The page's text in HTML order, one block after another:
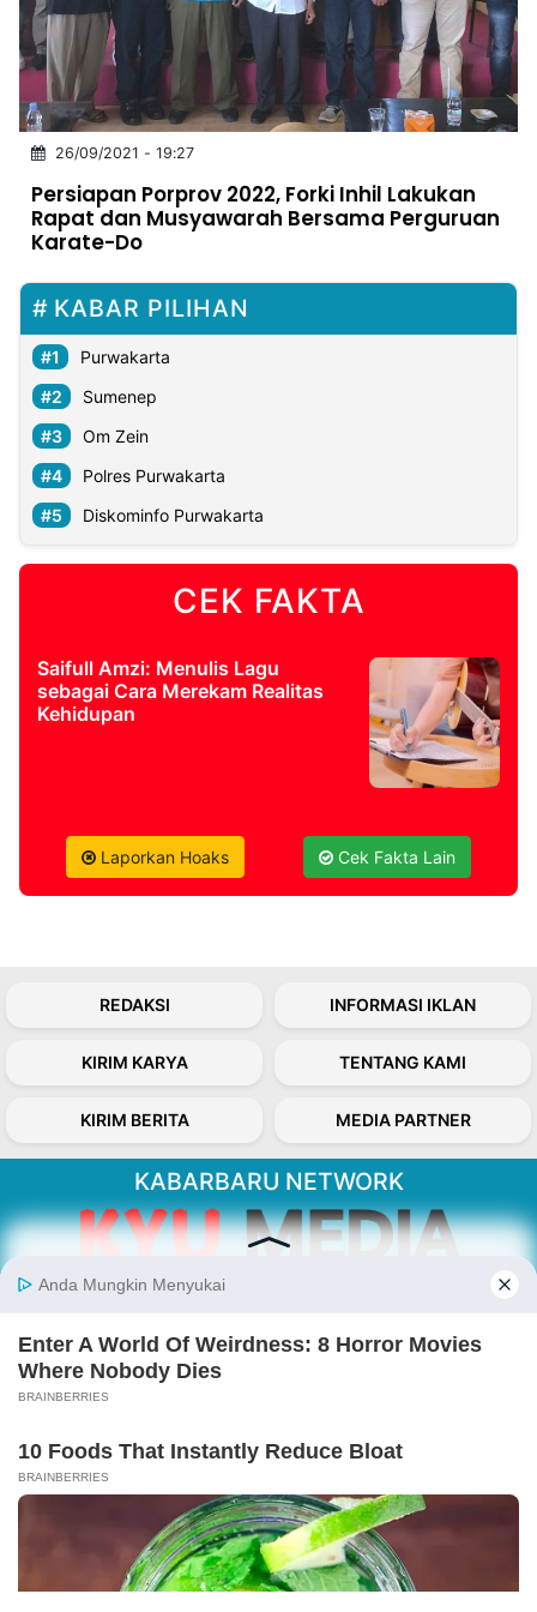
INDONESIA
Partner
NTB
Time
IDN
Jogja
Rakyat
News
Notice
Baru
Kabarbaru
Kabarbaru
26/09/2021 - 19:27
Persiapan Porprov 2022, Forki Inhil Lakukan
Rapat dan Musyawarah Bersama Perguruan
Karate-Do
KABAR PILIHAN
Purwakarta
Sumenep
Om Zein
Polres Purwakarta
Diskominfo Purwakarta
CEK FAKTA
Saifull Amzi: Menulis Lagu
sebagai Cara Merekam Realitas
Kehidupan
Laporkan Hoaks Cek Fakta Lain
REDAKSI INFORMASI IKLAN
KIRIM KARYA TENTANG KAMI
KIRIM BERITA MEDIA PARTNER
KABARBARU NETWORK
Kabarbaru.co menyajikan berita aktual dan
inspiratif dari sudut pandang berbaik sangka
Follow Kabarbaru